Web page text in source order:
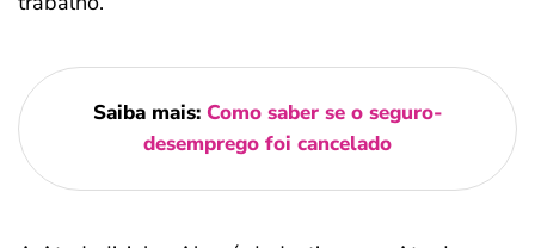
Saiba mais: Como saber se o seguro-
desemprego foi cancelado